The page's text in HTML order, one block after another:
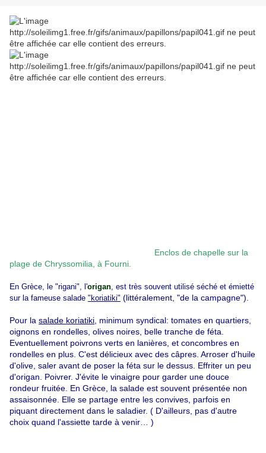
Enclos de chapelle sur la
plage de Chryssomilia, à Fourni.
En Grèce, le "rigani", l'origan, est très souvent utilisé séché et émietté
sur la fameuse salade "koriatiki" (littéralement, "de la campagne").
Pour la salade koriatiki , minimum syndical: tomates en quartiers,
oignons en rondelles, olives noires, belle tranche de féta.
Eventuellement poivrons verts en lanières, et concombres en
rondelles en plus. C'est délicieux avec des câpres. Arroser d'huile
d'olive, saler avant de poser la féta sur le dessus. Effriter un peu
d'origan. Poivrer. J'évite le vinaigre pour garder une douce
rondeur fruitée. En Grèce, la salade est souvent présentée non
assaisonnée. Elle se partage entre les convives, parfois en
piquant directement dans le saladier. ( D'ailleurs, pas d'autre
choix quand l'assiette tarde à venir… )